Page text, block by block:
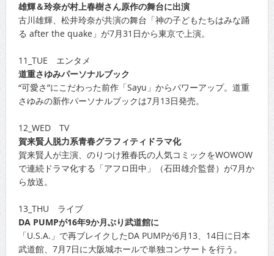
雄輝＆玲奈が村上春樹さん原作の舞台に出演
古川雄輝、松井玲奈が共演の舞台「神の子どもたちはみな踊
る after the quake」が7月31日から東京で上演。
11_TUE エンタメ
道重さゆみパーソナルブック
“可愛さ”にこだわった前作「Sayu」からパワーアップ。道重
さゆみの新作パーソナルブックは7月13日発売。
12_WED TV
賀来賢人脱力系青春グラフィティドラマ化
賀来賢人が主演、のりつけ雅春氏の人気コミックをWOWOW
で連続ドラマ化する「アフロ田中」（石田雄介監督）が7月か
ら放送。
13_THU ライブ
DA PUMPが16年9か月ぶり武道館に
「U.S.A.」で再ブレイクしたDA PUMPが6月13、14日に日本
武道館、7月7日に大阪城ホールで単独コンサートを行う。